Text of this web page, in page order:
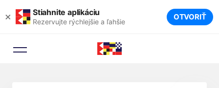
× Stiahnite aplikáciu
Rezervujte rýchlejšie a ľahšie OTVORIŤ